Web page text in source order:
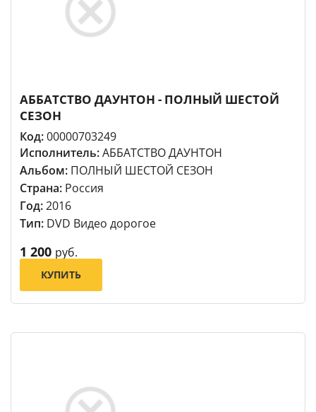
АББАТСТВО ДАУНТОН - ПОЛНЫЙ ШЕСТОЙ
СЕЗОН
Код:00000703249
Исполнитель:АББАТСТВО ДАУНТОН
Альбом: ПОЛНЫЙ ШЕСТОЙ СЕЗОН
Страна: Россия
Год:2016
Тип: DVD Видео дорогое
1 200 руб.
КУПИТЬ